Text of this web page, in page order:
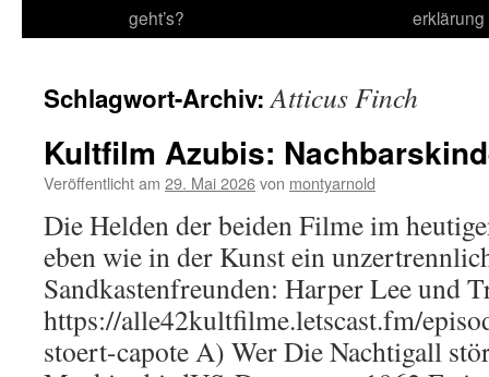
geht’s?
erklärung
Schlagwort-Archiv:Atticus Finch
Kultfilm Azubis:
Veröffentlicht am 29. Mai 2026von montyarnold
Die Helden der beiden Filme im
eben wie in der Kunst ein
Sandkastenfreunden: Harper Lee und
https://alle42kultfilme.letscast.fm/
stoert-capote A) Wer Die Nachtigall